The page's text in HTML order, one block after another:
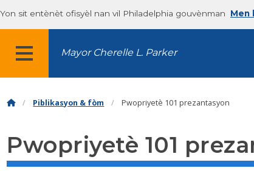
Yon sit entènèt ofisyèl nan vil Philadelphia gouvènman Men
MENU
Mayor Cherelle L. Parker
Piblikasyon & fòm Pwopriyetè 101 prezantasyon
Pwopriyetè 101